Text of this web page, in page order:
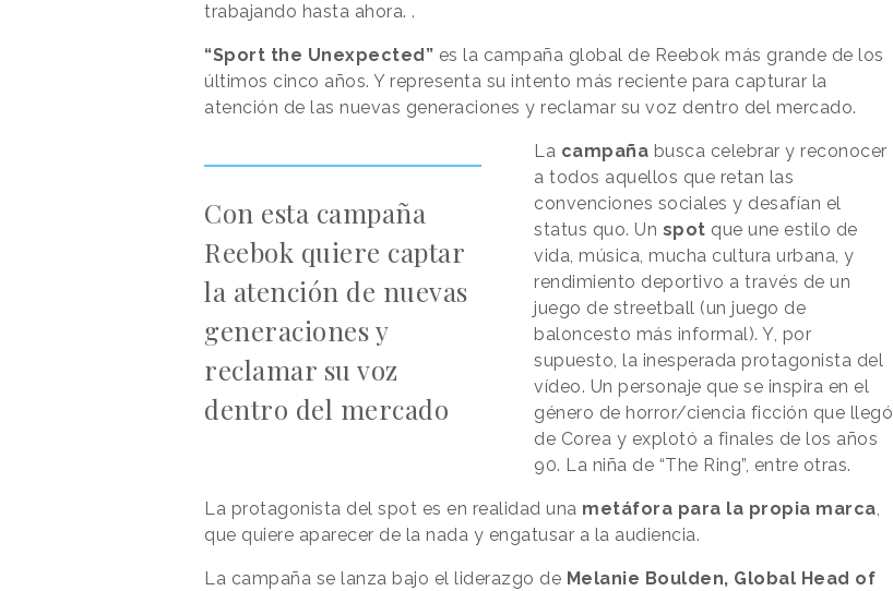
trabajando hasta ahora. .
“Sport the Unexpected” es la campaña global de Reebok más grande de los
últimos cinco años. Y representa su intento más reciente para capturar la
atención de las nuevas generaciones y reclamar su voz dentro del mercado.
Con esta campaña
Reebok quiere captar
la atención de nuevas
generaciones y
reclamar su voz
dentro del mercado
La campaña busca celebrar y reconocer
a todos aquellos que retan las
convenciones sociales y desafían el
status quo. Un spot que une estilo de
vida, música, mucha cultura urbana, y
rendimiento deportivo a través de un
juego de streetball (un juego de
baloncesto más informal). Y, por
supuesto, la inesperada protagonista del
vídeo. Un personaje que se inspira en el
género de horror/ciencia ficción que llegó
de Corea y explotó a finales de los años
90. La niña de “The Ring”, entre otras.
La protagonista del spot es en realidad una metáfora para la propia marca,
que quiere aparecer de la nada y engatusar a la audiencia.
La campaña se lanza bajo el liderazgo de Melanie Boulden, Global Head of